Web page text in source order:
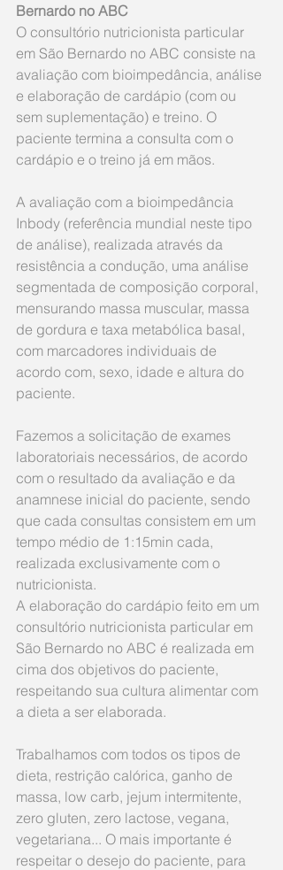
Bernardo no ABC
O consultório nutricionista particular
em São Bernardo no ABC consiste na
avaliação com bioimpedância, análise
e elaboração de cardápio (com ou
sem suplementação) e treino. O
paciente termina a consulta com o
cardápio e o treino já em mãos.
A avaliação com a bioimpedância
Inbody (referência mundial neste tipo
de análise), realizada através da
resistência a condução, uma análise
segmentada de composição corporal,
mensurando massa muscular, massa
de gordura e taxa metabólica basal,
com marcadores individuais de
acordo com, sexo, idade e altura do
paciente.
Fazemos a solicitação de exames
laboratoriais necessários, de acordo
com o resultado da avaliação e da
anamnese inicial do paciente, sendo
que cada consultas consistem em um
tempo médio de 1:15min cada,
realizada exclusivamente com o
nutricionista.
A elaboração do cardápio feito em um
consultório nutricionista particular em
São Bernardo no ABC é realizada em
cima dos objetivos do paciente,
respeitando sua cultura alimentar com
a dieta a ser elaborada.
Trabalhamos com todos os tipos de
dieta, restrição calórica, ganho de
massa, low carb, jejum intermitente,
zero gluten, zero lactose, vegana,
vegetariana... O mais importante é
respeitar o desejo do paciente, para